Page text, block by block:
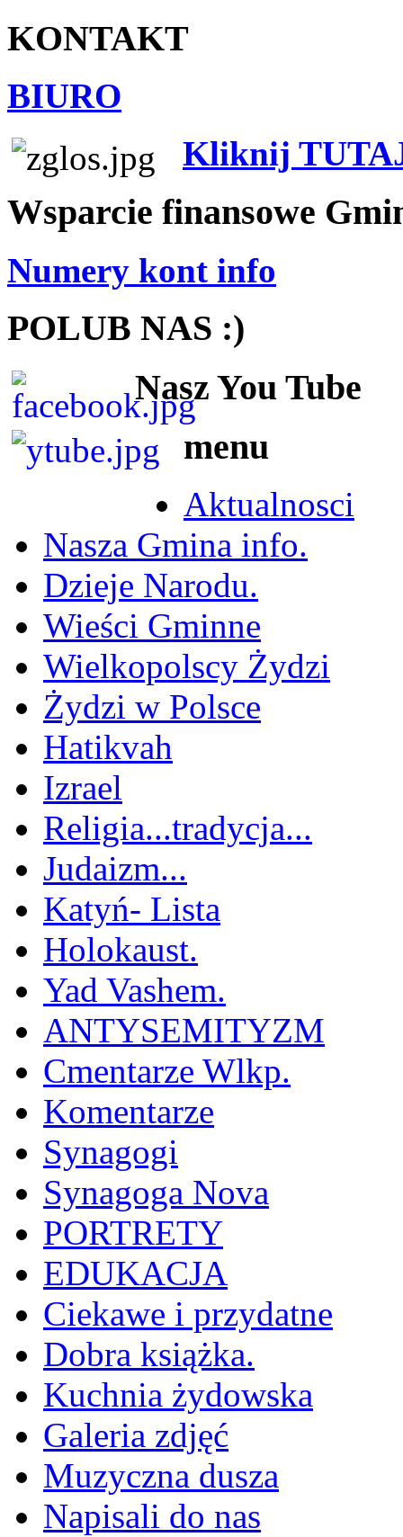
KONTAKT
BIURO
Kliknij
Wsparcie finansowe
Numery kont info
POLUB NAS :)
Nasz You Tube
menu
Aktualnosci
Nasza Gmina info.
Dzieje Narodu.
Wieści Gminne
Wielkopolscy Żydzi
Żydzi w Polsce
Hatikvah
Izrael
Religia...tradycja...
Judaizm...
Katyń- Lista
Holokaust.
Yad Vashem.
ANTYSEMITYZM
Cmentarze Wlkp.
Komentarze
Synagogi
Synagoga Nova
PORTRETY
EDUKACJA
Ciekawe i przydatne
Dobra książka.
Kuchnia żydowska
Galeria zdjęć
Muzyczna dusza
Napisali do nas